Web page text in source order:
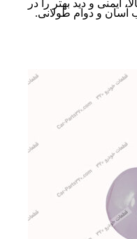
ایمنی و دید بهتر را در
آسان و دوام طولانی.